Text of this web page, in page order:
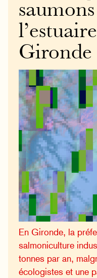
Gironde
En Gironde, la
salmoniculture
tonnes par an,
écologistes et une